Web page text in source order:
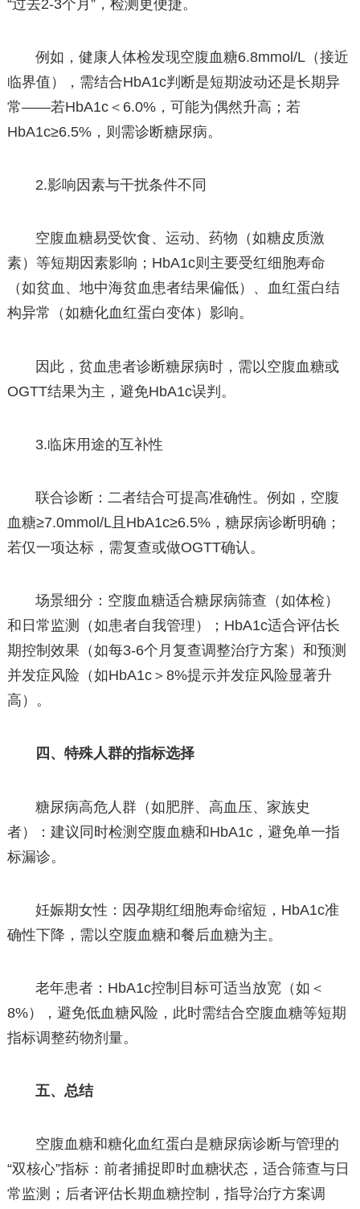
“过去2-3个月”，检测更便捷。
例如，健康人体检发现空腹血糖6.8mmol/L（接近
临界值），需结合HbA1c判断是短期波动还是长期异
常——若HbA1c＜6.0%，可能为偶然升高；若
HbA1c≥6.5%，则需诊断糖尿病。
2.影响因素与干扰条件不同
空腹血糖易受饮食、运动、药物（如糖皮质激
素）等短期因素影响；HbA1c则主要受红细胞寿命
（如贫血、地中海贫血患者结果偏低）、血红蛋白结
构异常（如糖化血红蛋白变体）影响。
因此，贫血患者诊断糖尿病时，需以空腹血糖或
OGTT结果为主，避免HbA1c误判。
3.临床用途的互补性
联合诊断：二者结合可提高准确性。例如，空腹
血糖≥7.0mmol/L且HbA1c≥6.5%，糖尿病诊断明确；
若仅一项达标，需复查或做OGTT确认。
场景细分：空腹血糖适合糖尿病筛查（如体检）
和日常监测（如患者自我管理）；HbA1c适合评估长
期控制效果（如每3-6个月复查调整治疗方案）和预测
并发症风险（如HbA1c＞8%提示并发症风险显著升
高）。
四、特殊人群的指标选择
糖尿病高危人群（如肥胖、高血压、家族史
者）：建议同时检测空腹血糖和HbA1c，避免单一指
标漏诊。
妊娠期女性：因孕期红细胞寿命缩短，HbA1c准
确性下降，需以空腹血糖和餐后血糖为主。
老年患者：HbA1c控制目标可适当放宽（如＜
8%），避免低血糖风险，此时需结合空腹血糖等短期
指标调整药物剂量。
五、总结
空腹血糖和糖化血红蛋白是糖尿病诊断与管理的
“双核心”指标：前者捕捉即时血糖状态，适合筛查与日
常监测；后者评估长期血糖控制，指导治疗方案调